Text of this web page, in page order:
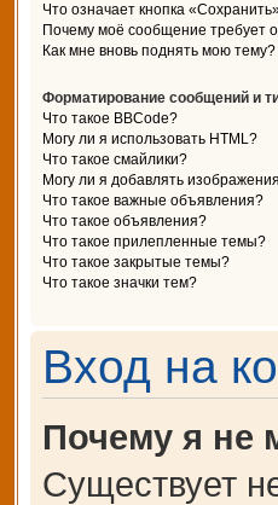
Что означает кнопка
Почему моё сообщение требует
Как мне вновь поднять мою тему?
Форматирование сообщений и
Что такое BBCode?
Могу ли я использовать HTML?
Что такое смайлики?
Могу ли я добавлять
Что такое важные объявления?
Что такое объявления?
Что такое прилепленные темы?
Что такое закрытые темы?
Что такое значки тем?
Вход на
Почему я не
Существует